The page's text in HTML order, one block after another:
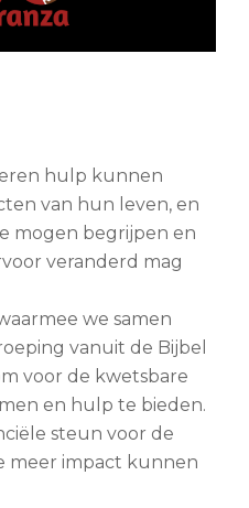
hulp kunnen
van hun leven, en
mogen begrijpen en
veranderd mag
we samen
vanuit de Bijbel
voor de kwetsbare
en hulp te bieden.
steun voor de
meer impact kunnen